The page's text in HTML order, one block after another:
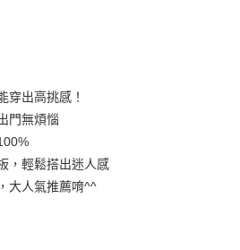
灣大哥大用戶可立即使用無須另外申請。
分期的期數、繳款截止日，確認付款後即完
用金額請依後續交易確認頁面所載為準。
確認交易或遇審核未通過，訂單將自動取
大哥付你分期」於每月結算日後寄送繳費提
」等通路繳費。
之後才付款」的支付方式。 讓您購物簡單
綁卡、不需儲值。
認證，即可結帳。
，再付款。
】
金額後，即可完成結帳。
以上)免運費
上)免運費
穿出高挑感！
門無煩惱
，輕鬆搭出迷人感
大人氣推薦唷^^